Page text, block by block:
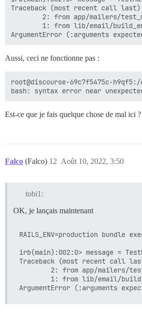
Traceback (most recent call
2: from app/mailers/
1: from lib/email/
Aussi, ceci ne fonctionne pas :
root@discourse-69c7f5475c-
Est-ce que je fais quelque chose de mal ici ?
Falco (Falco) Août 10, 2022, 3:50
12
tobi1:
OK, je lançais maintenant
RAILS_ENV=production bundle
irb(main):002:0> message =
Traceback (most recent call
2: from app/mailers/
1: from lib/email/